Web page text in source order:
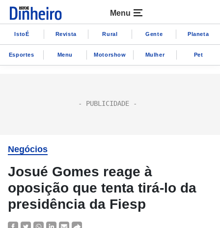
Menu
IstoÉ Revista Rural Gente Planeta
Esportes Menu Motorshow Mulher Pet
Negócios
Josué Gomes reage à
oposição que tenta tirá-lo da
presidência da Fiesp